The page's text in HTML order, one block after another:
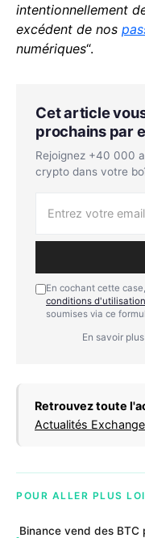
intentionnellement
excédent de nos
numériques“.
Cet article
prochains par
Rejoignez +40 000
crypto dans votre
En cochant cette
conditions d'utilisation
soumises via ce
En savoir
Retrouvez toute
Actualités
POUR ALLER PLUS
Binance vend des BTC